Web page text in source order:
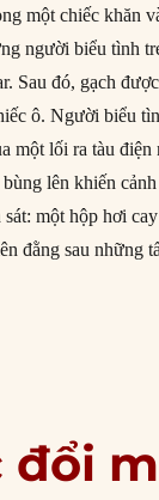
một chiếc khăn
người biểu tình
Sau đó, gạch
ô. Người biểu
một lối ra tàu điện
lên khiến
một hộp hơi
đằng sau những
Bất ổn xã hội có
đổi